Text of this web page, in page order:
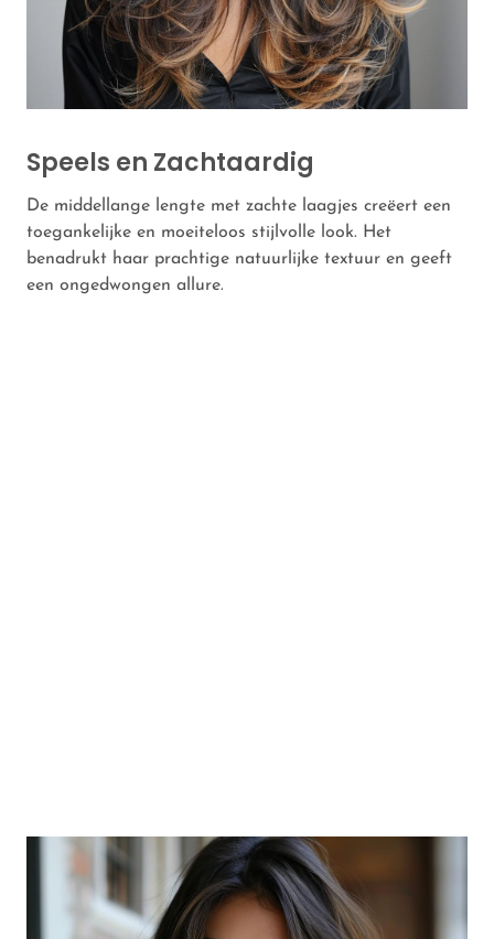
Speels en Zachtaardig
De middellange lengte met zachte laagjes creëert een
toegankelijke en moeiteloos stijlvolle look. Het
benadrukt haar prachtige natuurlijke textuur en geeft
een ongedwongen allure.